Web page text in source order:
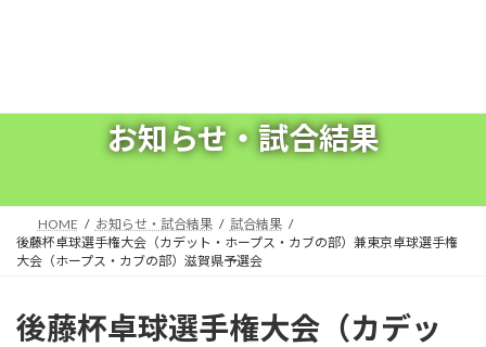
へ
プ
ョ
動
お知らせ・試合結果
HOME お知らせ・試合結果
試合結果
後藤杯卓球選手権大会（カデット・ホープス・カブの部）兼東京卓球選手権
大会（ホープス・カブの部）滋賀県予選会
後藤杯卓球選手権大会（カデッ